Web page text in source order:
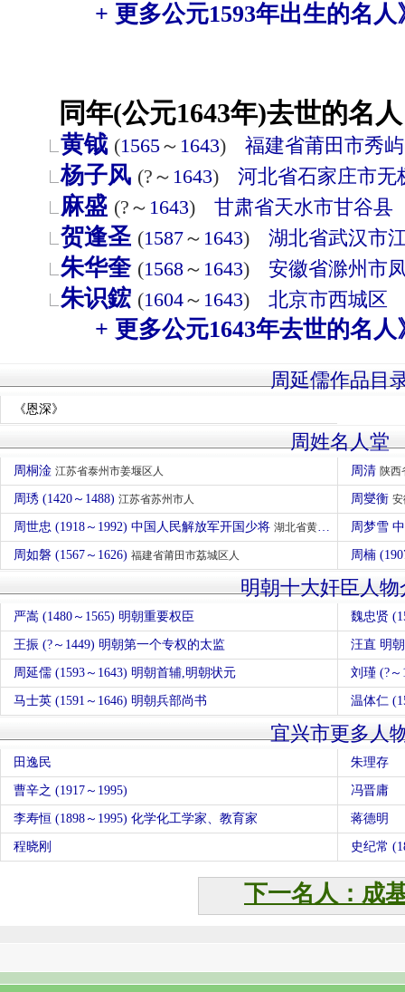
+ 更多公元1593年出生的名人
同年(公元1643年)去世的名
黄钺 (1565～ 1643) 福建省莆田市秀
杨子风 (?～ 1643) 河北省石家庄市无
麻盛 (?～ 1643) 甘肃省天水市甘谷县
贺逢圣 (1587～ 1643) 湖北省武汉市
朱华奎 (1568～ 1643) 安徽省滁州市
朱识鋐 (1604～ 1643) 北京市西城区
+ 更多公元1643年去世的名人
周延儒作品目
《恩深》
周姓名人堂
周桐淦 江苏省泰州市姜堰区人 周清 陕西
周琇 (1420～1488) 江苏省苏州市人 周燮衡
周世忠 (1918～1992) 中国人民解放军开国少将 湖北省黄冈市红安县人 周梦雪
周如磐 (1567～1626) 福建省莆田市荔城区人 周楠
明朝十大奸臣人物
严嵩 (1480～1565) 明朝重要权臣 魏忠贤
王振 (?～1449) 明朝第一个专权的太监 汪直 明
周延儒 (1593～1643) 明朝首辅,明朝状元 刘瑾 (?
马士英 (1591～1646) 明朝兵部尚书 温体仁
宜兴市更多人
田逸民 朱理存
曹辛之 (1917～1995) 冯晋庸
李寿恒 (1898～1995) 化学化工学家、教育家 蒋德明
程晓刚 史纪常
下一名人：成